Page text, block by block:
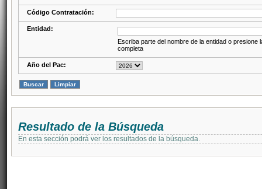
Código Contratación:
Entidad:
Escriba parte del nombre de la entidad o presione
completa
Año del Pac:
Resultado de la Búsqueda
En esta sección podrá ver los resultados de la búsqueda.